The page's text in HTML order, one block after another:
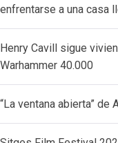
enfrentarse a una casa
Henry Cavill sigue
Warhammer 40.000
“La ventana abierta” de